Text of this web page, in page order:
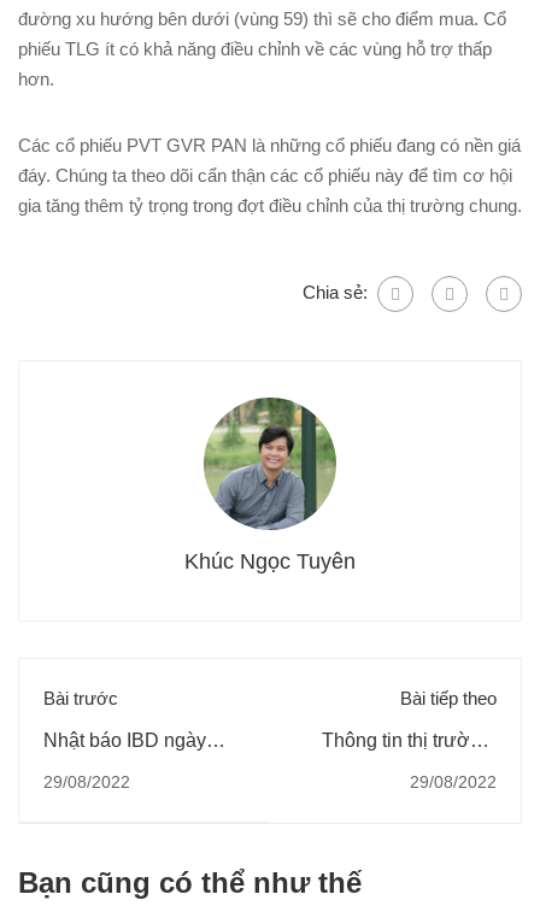
đường xu hướng bên dưới (vùng 59) thì sẽ cho điểm mua. Cổ
phiếu TLG ít có khả năng điều chỉnh về các vùng hỗ trợ thấp
hơn.
Các cổ phiếu PVT GVR PAN là những cổ phiếu đang có nền giá
đáy. Chúng ta theo dõi cẩn thận các cổ phiếu này để tìm cơ hội
gia tăng thêm tỷ trọng trong đợt điều chỉnh của thị trường chung.
Chia sẻ:
Khúc Ngọc Tuyên
Bài trước
Nhật báo IBD ngày
29/08/2022
Bài tiếp theo
Thông tin thị trường:
29/08/2022
Bạn cũng có thể như thế